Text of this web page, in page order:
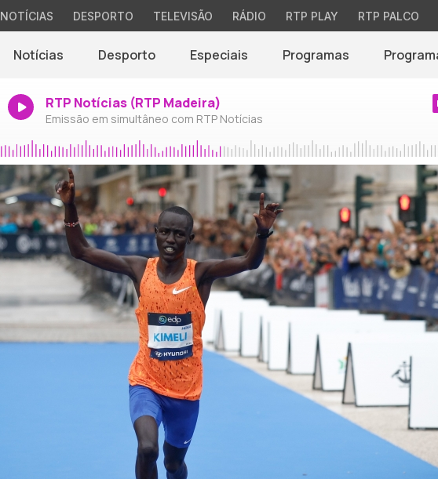
NOTÍCIAS DESPORTO TELEVISÃO RÁDIO RTP PLAY RTP PALCO
Notícias Desporto Especiais Programas
RTP Notícias (RTP Madeira)
Emissão em simultâneo com RTP Notícias